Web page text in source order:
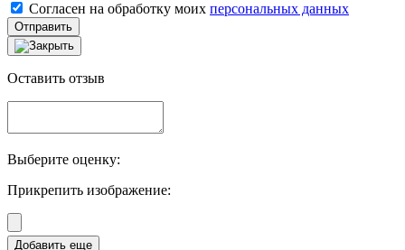
Согласен на обработку моих персональных данных
Отправить
Оставить отзыв
Выберите оценку:
Прикрепить изображение: